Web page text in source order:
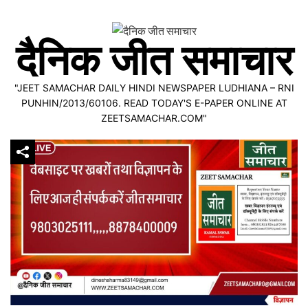
contentदैनिक जीत समाचार
"JEET SAMACHAR DAILY HINDI NEWSPAPER LUDHIANA – RNI
PUNHIN/2013/60106. READ TODAY'S E-PAPER ONLINE AT
ZEETSAMACHAR.COM"